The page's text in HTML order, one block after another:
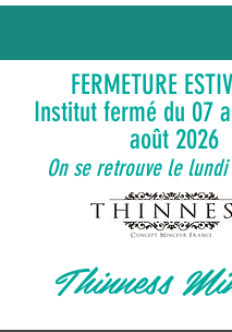
FERMETURE
Institut fermé du 07
août 2026
On se retrouve le
Thinness